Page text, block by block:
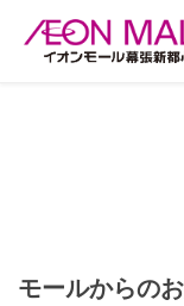
モールからの